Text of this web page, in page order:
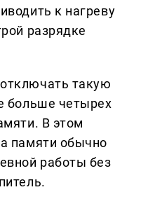
к нагреву
разрядке
такую
больше четырех
В этом
памяти обычно
работы без